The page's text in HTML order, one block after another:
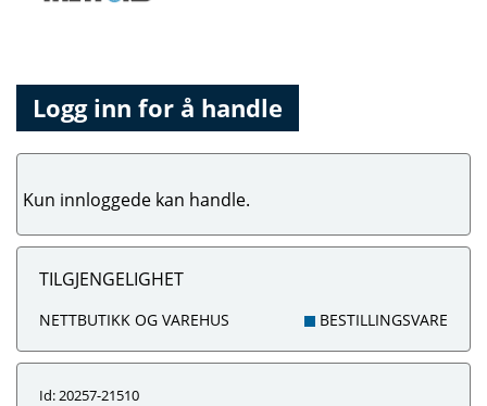
Logg inn for å handle
Kun innloggede kan handle.
TILGJENGELIGHET
NETTBUTIKK OG VAREHUS BESTILLINGSVARE
Id: 20257-21510